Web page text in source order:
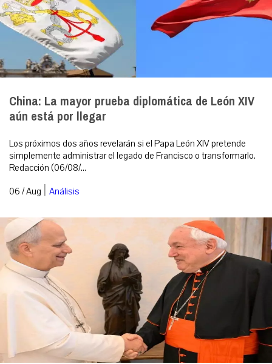
China: La mayor prueba diplomática de León XIV
aún está por llegar
Los próximos dos años revelarán si el Papa León XIV pretende
simplemente administrar el legado de Francisco o transformarlo.
Redacción (06/08/...
06 / Aug | Análisis